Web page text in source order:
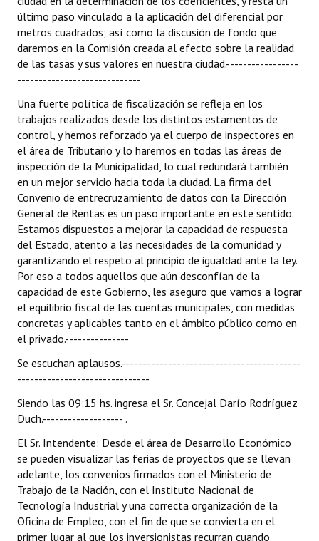
último paso vinculado a la aplicación del diferencial por
metros cuadrados; así como la discusión de fondo que
daremos en la Comisión creada al efecto sobre la realidad
de las tasas y sus valores en nuestra ciudad.-----------------
-----------------------------
Una fuerte política de fiscalización se refleja en los
trabajos realizados desde los distintos estamentos de
control, y hemos reforzado ya el cuerpo de inspectores en
el área de Tributario y lo haremos en todas las áreas de
inspección de la Municipalidad, lo cual redundará también
en un mejor servicio hacia toda la ciudad. La firma del
Convenio de entrecruzamiento de datos con la Dirección
General de Rentas es un paso importante en este sentido.
Estamos dispuestos a mejorar la capacidad de respuesta
del Estado, atento a las necesidades de la comunidad y
garantizando el respeto al principio de igualdad ante la ley.
Por eso a todos aquellos que aún desconfían de la
capacidad de este Gobierno, les aseguro que vamos a lograr
el equilibrio fiscal de las cuentas municipales, con medidas
concretas y aplicables tanto en el ámbito público como en
el privado.---------------
Se escuchan aplausos.------------------------------------------
-------------------------------
Siendo las 09:15 hs. ingresa el Sr. Concejal Darío Rodríguez
Duch.------------------- .
El Sr. Intendente: Desde el área de Desarrollo Económico
se pueden visualizar las ferias de proyectos que se llevan
adelante, los convenios firmados con el Ministerio de
Trabajo de la Nación, con el Instituto Nacional de
Tecnología Industrial y una correcta organización de la
Oficina de Empleo, con el fin de que se convierta en el
primer lugar al que los inversionistas recurran cuando